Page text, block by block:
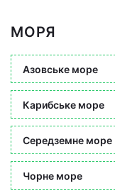
МОРЯ
Азовське море
Карибське море
Середземне море
Чорне море